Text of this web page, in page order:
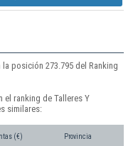
posición 273.795 del Ranking
ranking de Talleres Y
similares:
(€) Provincia